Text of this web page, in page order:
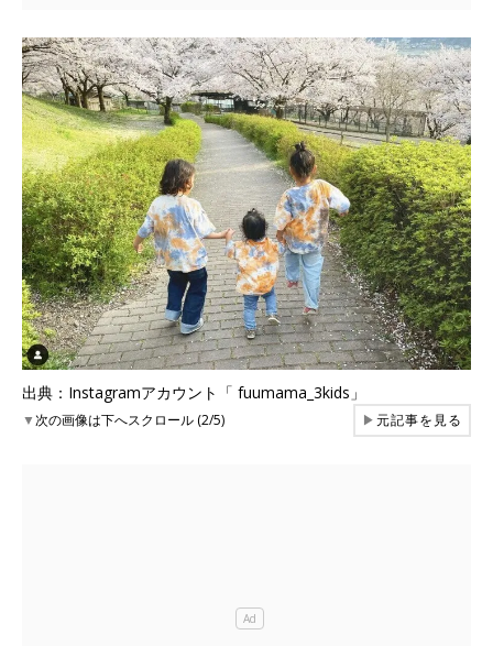
出典：Instagramアカウント「 fuumama_3kids」
▼次の画像は下へスクロール (2/5) ▶元記事を見る